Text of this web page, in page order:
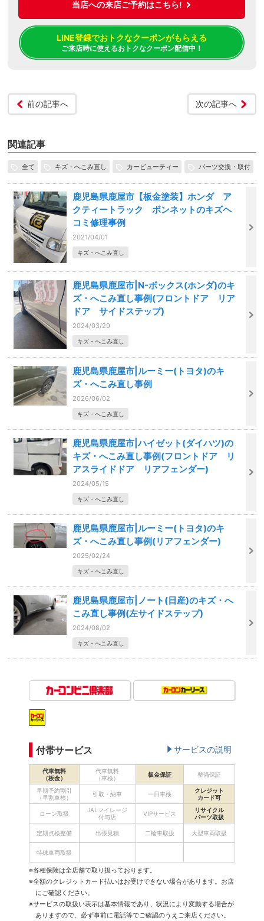
当店への来店ご予約はこちら!
LINE登録でおトクなクーポンがもらえる
ご来店時に使えるおトクなクーポン配信中！
前の記事へ 次の記事へ
関連記事
全て キズ・へこみ直し カービューティー パーツ交換・取付
鹿児島県鹿屋市【板金塗装】ホンダ ア
クティートラック ボンネットのキズヘ
コミ修理事例
2021/04/01
キズ・へこみ直し
鹿児島県鹿屋市|N-ボックス(ホンダ)のキ
ズ・へこみ直し事例(フロントドア リア
ドア サイドステップ)
2024/03/29
キズ・へこみ直し
鹿児島県鹿屋市|ルーミー(トヨタ)のキ
ズ・へこみ直し事例
2026/06/02
キズ・へこみ直し
鹿児島県鹿屋市|ハイゼット(ダイハツ)の
キズ・へこみ直し事例(フロントドア リ
アスライドドア リアフェンダー)
2024/05/15
キズ・へこみ直し
鹿児島県鹿屋市|ルーミー(トヨタ)のキ
ズ・へこみ直し事例(リアフェンダー)
2025/02/24
キズ・へこみ直し
鹿児島県鹿屋市|ノート(日産)のキズ・へ
こみ直し事例(左サイドステップ)
2024/08/02
キズ・へこみ直し
付帯サービス サービスの説明
代車無料
（板金）
代車無料
（車検）
板金保証 整備保証
早期予約割引
（早割車検）
引取・納車 一日車検
クレジット
カード可
ローン取扱
JALマイレージ
付与店
VIPサービス
リサイクル
パーツ取扱
定期点検整備 出張見積 二輪車取扱 大型車両取扱
特殊車両取扱
※各種保険は全店舗で取り扱っております。
※全額のクレジットカード払いはお受けできない場合があります。お店
にご確認ください。
※サービスの取扱い表示は基本情報であり、状況により変動する場合が
ありますので、必ず事前に電話等でご確認のうえご来店ください。